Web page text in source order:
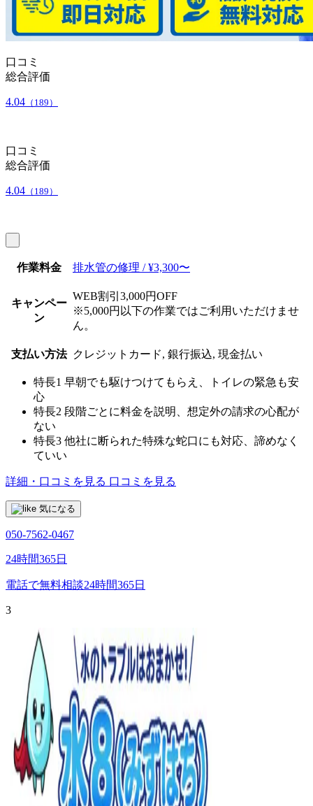
口コミ
総合評価
4.04 （189）
口コミ
総合評価
4.04 （189）
作業料金 排水管の修理 / ¥3,300〜
キャンペー
ン
WEB割引3,000円OFF
※5,000円以下の作業ではご利用いただけませ
ん。
支払い方法 クレジットカード, 銀行振込, 現金払い
特長1 早朝でも駆けつけてもらえ、トイレの緊急も安
心
特長2 段階ごとに料金を説明、想定外の請求の心配が
ない
特長3 他社に断られた特殊な蛇口にも対応、諦めなく
ていい
詳細・口コミを見る 口コミを見る
気になる
050-7562-0467
24時間365日
電話で無料相談24時間365日
3